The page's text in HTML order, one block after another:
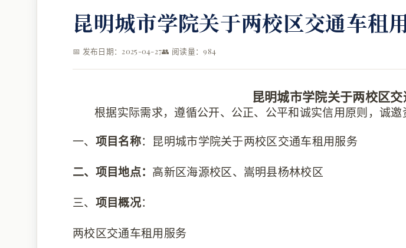
昆明城市学院关于两校区交通车租
📅 发布日期：2025-04-27👥 阅读量：984
昆明城市学院关于两校区交
根据实际需求，遵循公开、公正、公平和诚实信用原则，诚邀
一、 项目名称：昆明城市学院关于两校区交通车租用服务
二、 项目地点： 高新区海源校区 、 嵩明县杨林校区
三、 项目概况：
两校区交通车租用服务